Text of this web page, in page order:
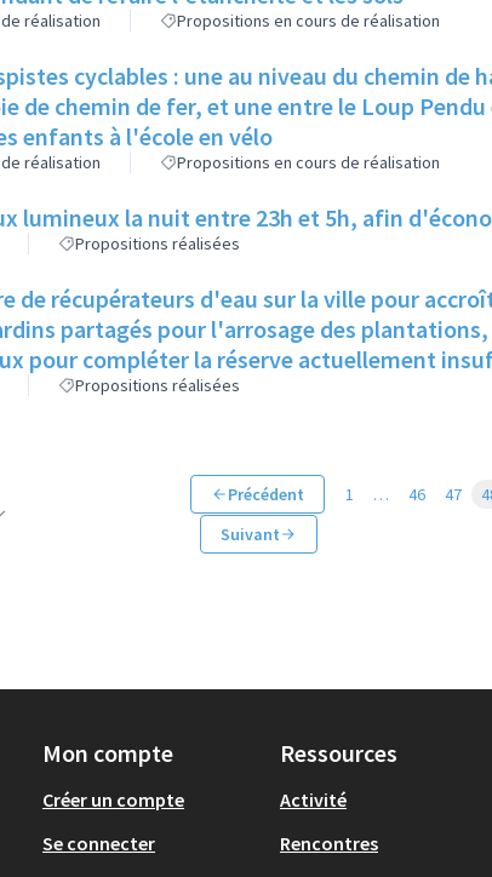
réalisation Propositions en cours de réalisation
cyclables : une au niveau du chemin de
de chemin de fer, et une entre le Loup
enfants à l'école en vélo
réalisation Propositions en cours de réalisation
lumineux la nuit entre 23h et 5h, afin
Propositions réalisées
de récupérateurs d'eau sur la ville pour
partagés pour l'arrosage des
pour compléter la réserve actuellement
Propositions réalisées
Précédent 1 … 46 47
Suivant
Mon compte
Créer un compte
Se connecter
Ressources
Activité
Rencontres